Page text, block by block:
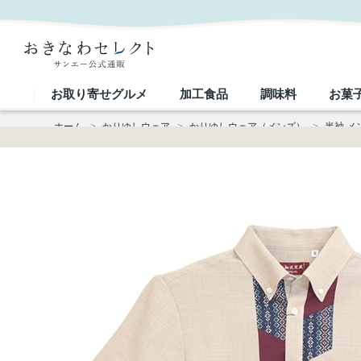
お取り寄せグルメ 加工食品 調味料 お菓
ホーム > かりゆしウェア > かりゆしウェア（メンズ） > 半袖 メ